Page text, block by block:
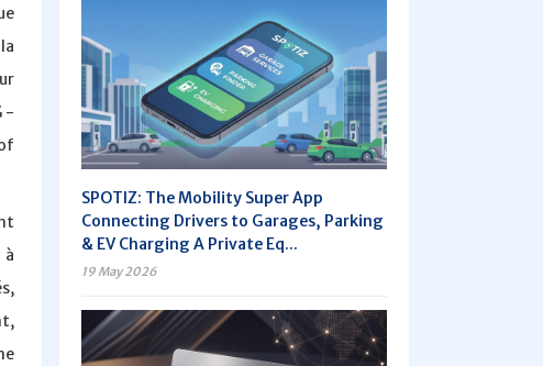
-
à
SPOTIZ: The Mobility Super App
Connecting Drivers to Garages, Parking
& EV Charging A Private Eq...
19 May 2026